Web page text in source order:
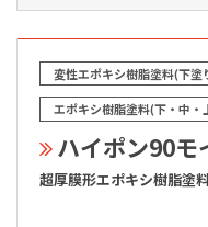
変性エポキシ樹脂塗料(下塗
エポキシ樹脂塗料(下・中・
ハイポン90モ
超厚膜形エポキシ樹脂塗